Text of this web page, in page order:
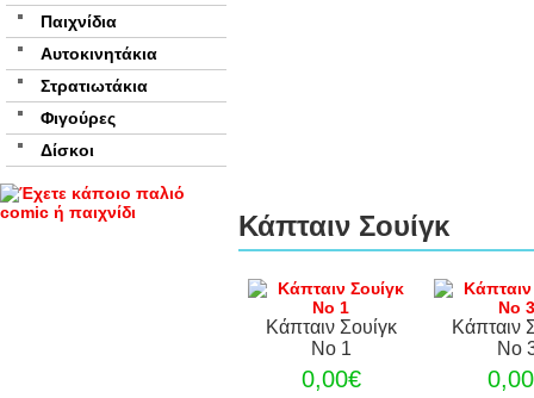
Κάπταιν Σουίγκ
Κάπταιν Σουίγκ
Νο 1
0,00€
Κάπταιν
Νο
Παιχνίδια
Αυτοκινητάκια
Στρατιωτάκια
Φιγούρες
Δίσκοι